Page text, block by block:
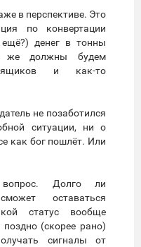
в перспективе. Это
по конвертации
денег в тонны
же должны будем
и как-то
не позаботился
ситуации, ни о
как бог пошлёт. Или
Долго ли
оставаться
статус вообще
(скорее рано)
сигналы от